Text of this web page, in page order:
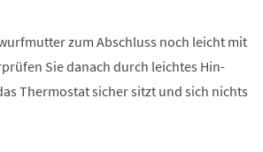
zum Abschluss noch leicht mit
Sie danach durch leichtes Hin-
Thermostat sicher sitzt und sich nichts